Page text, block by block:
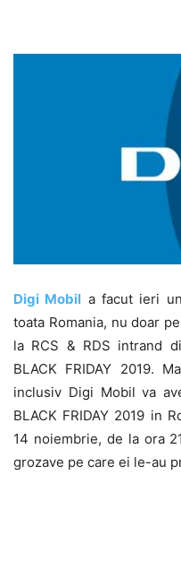
Digi Mobil a facut ieri
toata Romania, nu doar
la RCS & RDS intrand
BLACK FRIDAY 2019.
inclusiv Digi Mobil va
BLACK FRIDAY 2019 in
14 noiembrie, de la ora
grozave pe care ei le-au